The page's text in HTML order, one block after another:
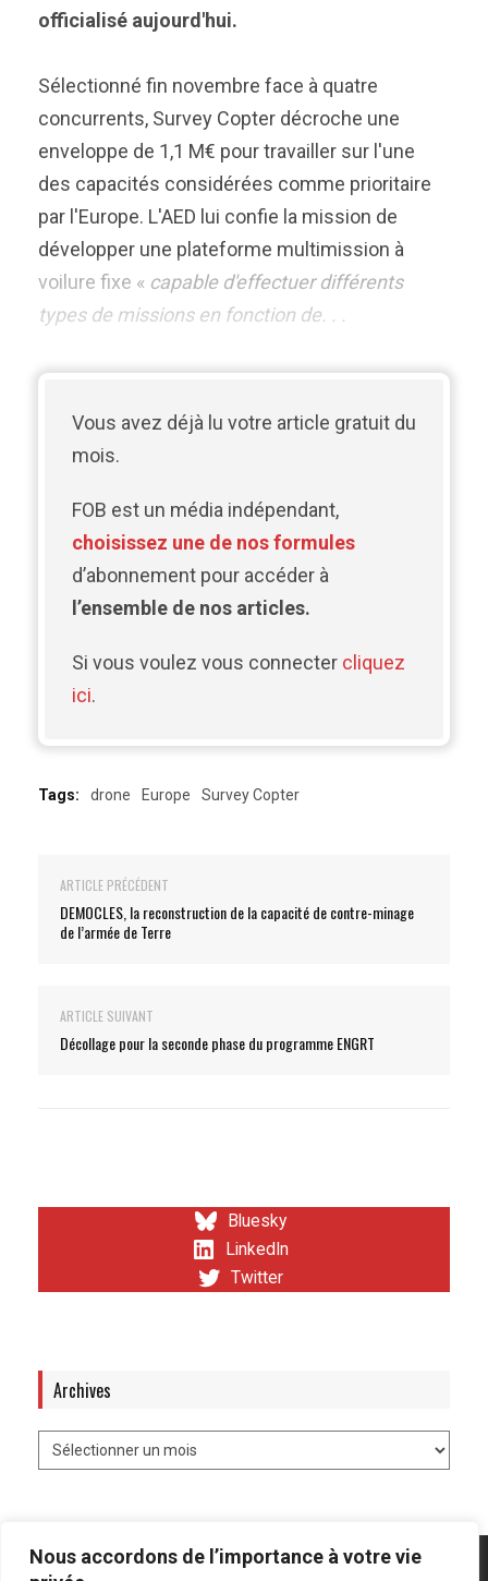
Nous accordons de l’importance à votre vie
officialisé aujourd'hui.
Sélectionné fin novembre face à quatre
concurrents, Survey Copter décroche une
enveloppe de 1,1 M€ pour travailler sur l'une
des capacités considérées comme prioritaire
par l'Europe. L'AED lui confie la mission de
développer une plateforme multimission à
voilure fixe « capable d'effectuer différents
types de missions en fonction de. . .
Vous avez déjà lu votre article gratuit du
mois.
FOB est un média indépendant,
choisissez une de nos formules
d’abonnement pour accéder à
l’ensemble de nos articles.
Si vous voulez vous connecter cliquez
ici.
Tags: drone Europe Survey Copter
ARTICLE PRÉCÉDENT
DEMOCLES, la reconstruction de la capacité de contre-minage
de l’armée de Terre
ARTICLE SUIVANT
Décollage pour la seconde phase du programme ENGRT
Bluesky
LinkedIn
Twitter
Archives